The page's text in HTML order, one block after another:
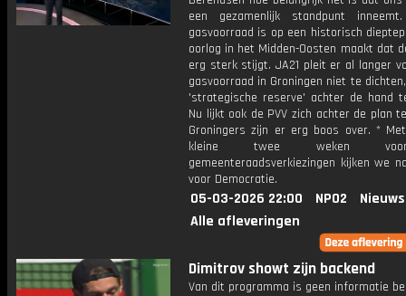
een gezamenlijk standpunt
gasvoorraad is op een historisch
oorlog in het Midden-Oosten maakt dat
erg sterk stijgt. JA21 pleit er al langer
gasvoorraad in Groningen niet te
'strategische reserve' achter de hand
Nu lijkt ook de PVV zich achter de plan
Groningers zijn er erg boos over. *
kleine twee weken
gemeenteraadsverkiezingen kijken we
voor Democratie.
05-03-2026 22:00 NPO2
Alle afleveringen
Dimitrov showt zijn backend
Van dit programma is geen informatie